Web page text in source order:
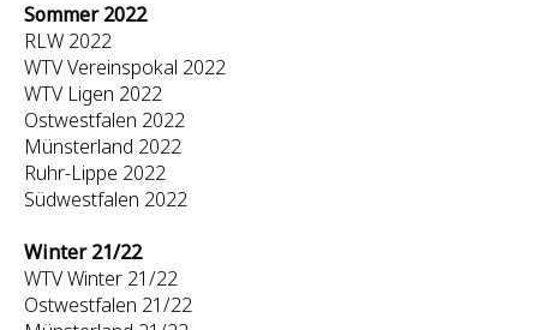
Sommer 2022
RLW 2022
WTV Vereinspokal 2022
WTV Ligen 2022
Ostwestfalen 2022
Münsterland 2022
Ruhr-Lippe 2022
Südwestfalen 2022
Winter 21/22
WTV Winter 21/22
Ostwestfalen 21/22